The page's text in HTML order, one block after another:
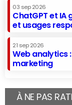
03 sep 2026
ChatGPT et IA
et usages
21 sep 2026
Web analytics
marketing
À NE PAS